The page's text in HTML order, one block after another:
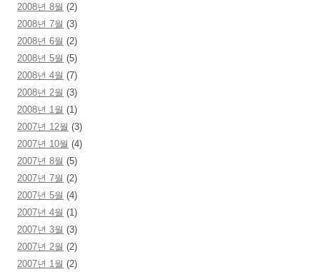
2008년 8월 (2)
2008년 7월 (3)
2008년 6월 (2)
2008년 5월 (5)
2008년 4월 (7)
2008년 2월 (3)
2008년 1월 (1)
2007년 12월 (3)
2007년 10월 (4)
2007년 8월 (5)
2007년 7월 (2)
2007년 5월 (4)
2007년 4월 (1)
2007년 3월 (3)
2007년 2월 (2)
2007년 1월 (2)